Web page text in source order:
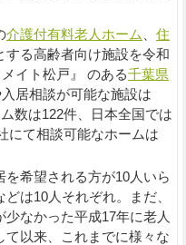
介護付有料老人ホーム
住
する高齢者向け施設を令和
イト松戸』 のある千葉県
居相談が可能な施設は
数は122件、日本全国では
にて相談可能なホームは
望される方が10人いら
は10人それぞれ。まだ、
なかった平成17年に老人
て以来、これまでに様々な